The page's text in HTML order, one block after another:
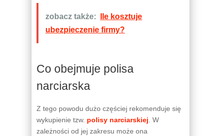
zobacz także:
Ile kosztuje
ubezpieczenie firmy?
Co obejmuje polisa
narciarska
Z tego powodu dużo częściej rekomenduje się
wykupienie tzw. polisy narciarskiej . W
zależności od jej zakresu może ona